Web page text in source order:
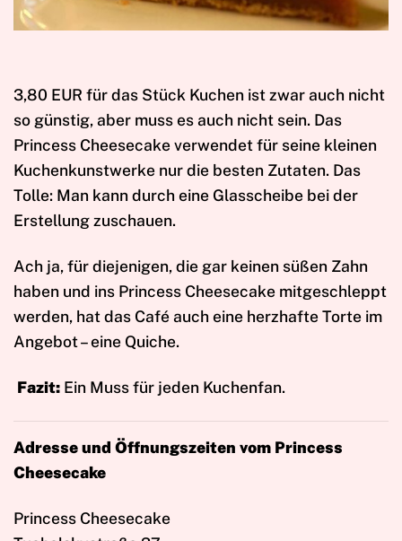
3,80 EUR für das Stück Kuchen ist zwar auch nicht
so günstig, aber muss es auch nicht sein. Das
Princess Cheesecake verwendet für seine kleinen
Kuchenkunstwerke nur die besten Zutaten. Das
Tolle: Man kann durch eine Glasscheibe bei der
Erstellung zuschauen.
Ach ja, für diejenigen, die gar keinen süßen Zahn
haben und ins Princess Cheesecake mitgeschleppt
werden, hat das Café auch eine herzhafte Torte im
Angebot – eine Quiche.
Fazit: Ein Muss für jeden Kuchenfan.
Adresse und Öffnungszeiten vom Princess
Cheesecake
Princess Cheesecake